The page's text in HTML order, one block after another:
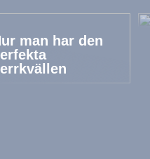
man har den